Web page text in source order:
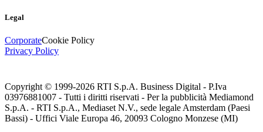
Legal
CorporateCookie Policy
Privacy Policy
Copyright © 1999-2026 RTI S.p.A. Business Digital - P.Iva
03976881007 - Tutti i diritti riservati - Per la pubblicità Mediamond
S.p.A. - RTI S.p.A., Mediaset N.V., sede legale Amsterdam (Paesi
Bassi) - Uffici Viale Europa 46, 20093 Cologno Monzese (MI)